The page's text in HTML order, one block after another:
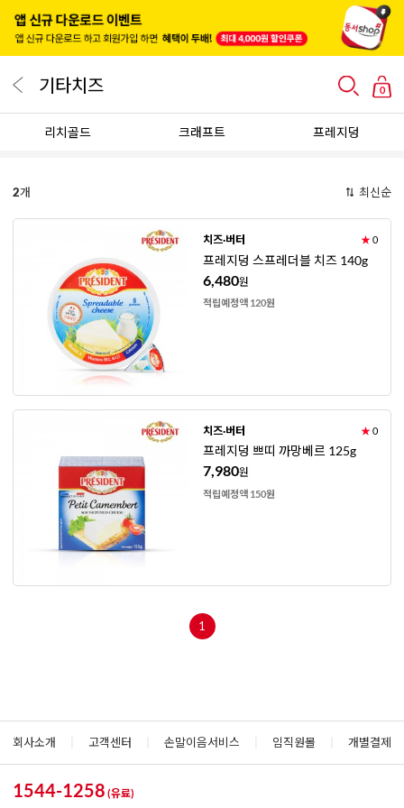
기타치즈 0
리치골드 크래프트 프레지덩
2개 최신순
치즈·버터 ★0
프레지덩 스프레더블 치즈 140g
6,480원
적립예정액 120원
치즈·버터 ★0
프레지덩 쁘띠 까망베르 125g
7,980원
적립예정액 150원
1
회사소개 고객센터 손말이음서비스 임직원몰 개별결제
1544-1258 (유료)